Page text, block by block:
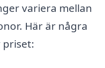
variera mellan
Här är några